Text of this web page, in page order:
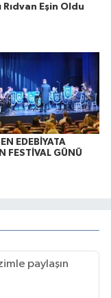
Rıdvan Eşin Oldu
EDEBİYATA
FESTİVAL GÜNÜ